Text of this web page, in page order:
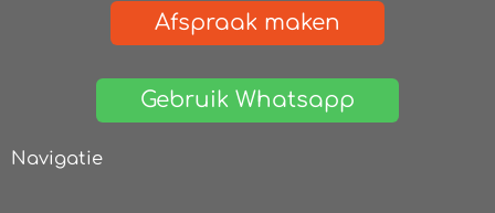
Afspraak maken
Gebruik Whatsapp
Navigatie